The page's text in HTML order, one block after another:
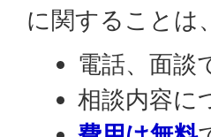
に関することは
電話、面談
相談内容に